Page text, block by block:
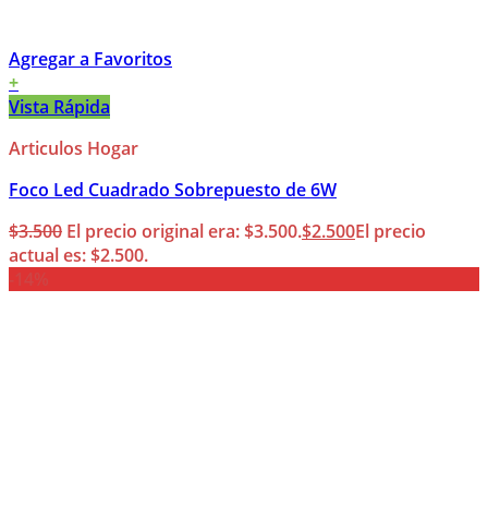
Agregar a Favoritos
+
Vista Rápida
Articulos Hogar
Foco Led Cuadrado Sobrepuesto de 6W
$3.500 El precio original era: $3.500.$2.500El precio
actual es: $2.500.